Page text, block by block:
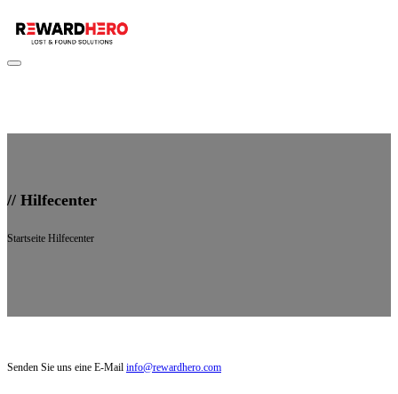
// Hilfecenter
Startseite Hilfecenter
Senden Sie uns eine E-Mail info@rewardhero.com